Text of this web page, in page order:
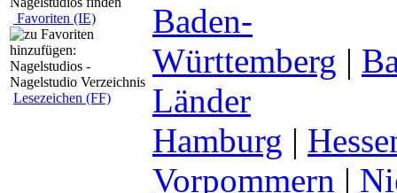
Favoriten (IE)
Lesezeichen (FF)
Baden-
Württemberg |
Länder
Hamburg |
Vorpommern |